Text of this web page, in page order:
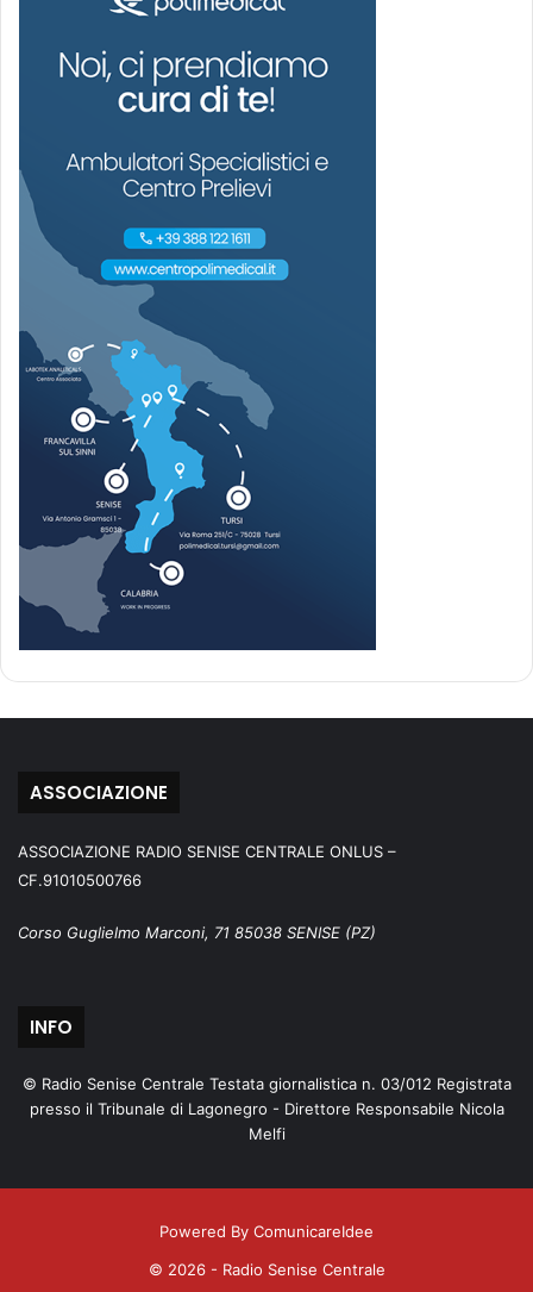
ASSOCIAZIONE
ASSOCIAZIONE RADIO SENISE CENTRALE ONLUS –
CF.91010500766
Corso Guglielmo Marconi, 71 85038 SENISE (PZ)
INFO
© Radio Senise Centrale Testata giornalistica n. 03/012 Registrata
presso il Tribunale di Lagonegro - Direttore Responsabile Nicola
Melfi
Powered By ComunicareIdee
© 2026 - Radio Senise Centrale